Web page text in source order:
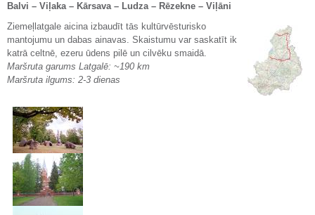
Balvi – Viļaka – Kārsava – Ludza – Rēzekne – Viļāni
Ziemeļlatgale aicina izbaudīt tās kultūrvēsturisko
mantojumu un dabas ainavas. Skaistumu var saskatīt ik
katrā celtnē, ezeru ūdens pilē un cilvēku smaidā.
Maršruta garums Latgalē: ~190 km
Maršruta ilgums: 2-3 dienas